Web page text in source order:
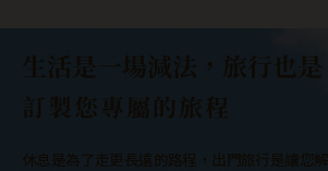
生活是一場減法，旅行也是
訂製您專屬的旅程
休息是為了走更長遠的路程，出門旅行是讓您